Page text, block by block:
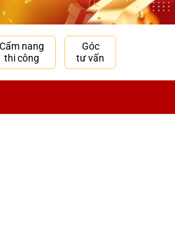
Cẩm nang
thi công
Góc
tư vấn